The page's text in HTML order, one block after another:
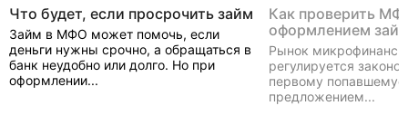
Что будет, если просрочить займ
Займ в МФО может помочь, если
деньги нужны срочно, а обращаться в
банк неудобно или долго. Но при
оформлении...
Как проверить
оформлением
Рынок
регулируется
первому
предложением...